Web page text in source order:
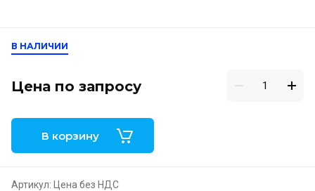
В НАЛИЧИИ
Цена по запросу
В корзину
Артикул: Цена без НДС